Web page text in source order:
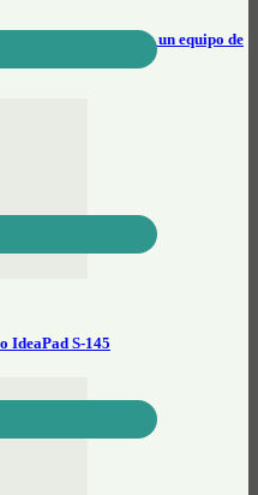
para sumarse a un equipo de
IdeaPad S-145